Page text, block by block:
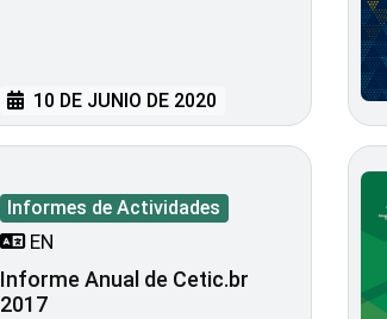
10 DE JUNIO DE 2020
Informes de Actividades
EN
Informe Anual de Cetic.br
2017